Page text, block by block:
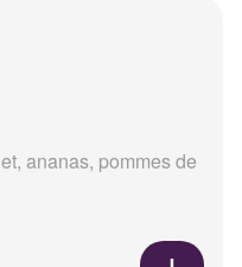
ananas, pommes de